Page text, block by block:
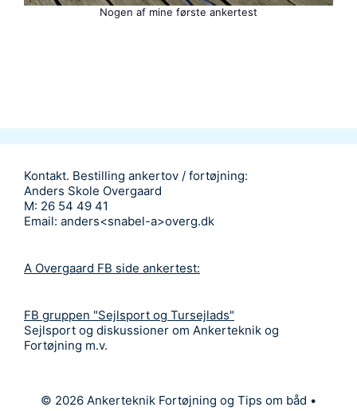
Nogen af mine første ankertest
Kontakt. Bestilling ankertov / fortøjning:
Anders Skole Overgaard
M: 26 54 49 41
Email: anders<snabel-a>overg.dk
A Overgaard FB side ankertest:
FB gruppen "Sejlsport og Tursejlads"
Sejlsport og diskussioner om Ankerteknik og
Fortøjning m.v.
© 2026 Ankerteknik Fortøjning og Tips om båd •